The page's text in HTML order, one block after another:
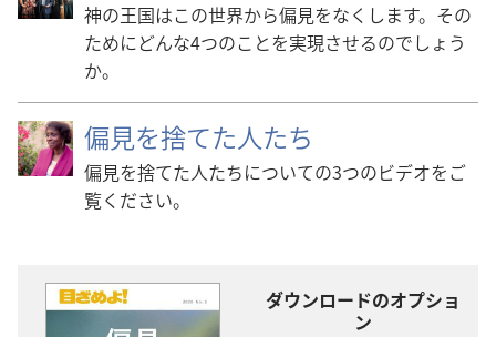
神の王国はこの世界から偏見をなくします。その
ためにどんな4つのことを実現させるのでしょう
か。
偏見を捨てた人たち
偏見を捨てた人たちについての3つのビデオをご
覧ください。
ダウンロードのオプショ
ン